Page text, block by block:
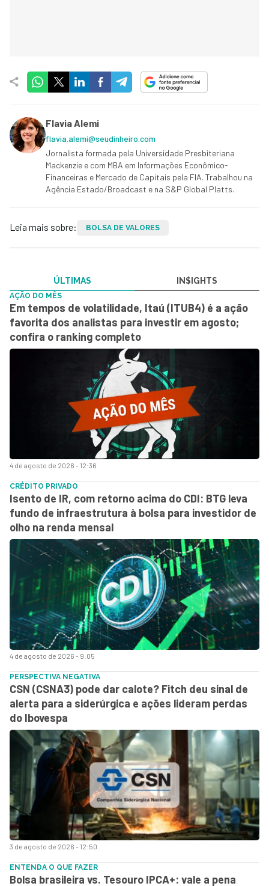
Flavia Alemi
flavia.alemi@seudinheiro.com
Jornalista formada pela Universidade Presbiteriana
Mackenzie e com MBA em Informações Econômico-
Financeiras e Mercado de Capitais pela FIA. Trabalhou na
Agência Estado/Broadcast e na S&P Global Platts.
Leia mais sobre: BOLSA DE VALORES
ÚLTIMAS IN$IGHTS
4 de agosto de 2026 - 12:36
AÇÃO DO MÊS
Em tempos de volatilidade, Itaú (ITUB4) é a ação
favorita dos analistas para investir em agosto;
confira o ranking completo
4 de agosto de 2026 - 9:05
CRÉDITO PRIVADO
Isento de IR, com retorno acima do CDI: BTG leva
fundo de infraestrutura à bolsa para investidor de
olho na renda mensal
3 de agosto de 2026 - 12:50
PERSPECTIVA NEGATIVA
CSN (CSNA3) pode dar calote? Fitch deu sinal de
alerta para a siderúrgica e ações lideram perdas
do Ibovespa
ENTENDA O QUE FAZER
Bolsa brasileira vs. Tesouro IPCA+: vale a pena